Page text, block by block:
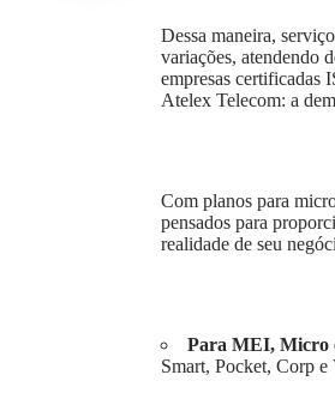
Dessa maneira,
variações, atendendo
empresas certificadas
Atelex Telecom: a
Com planos para
pensados para
realidade de seu
Para MEI, Micro
Smart, Pocket, Corp